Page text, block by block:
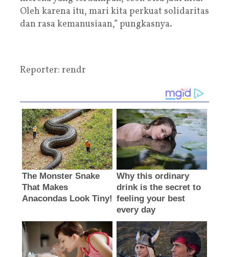
Oleh karena itu, mari kita perkuat solidaritas
dan rasa kemanusiaan,” pungkasnya.
Reporter: rendr